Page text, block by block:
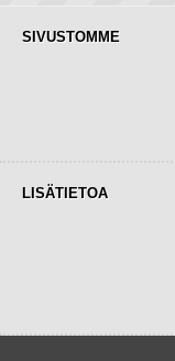
SIVUSTOMME
LISÄTIETOA